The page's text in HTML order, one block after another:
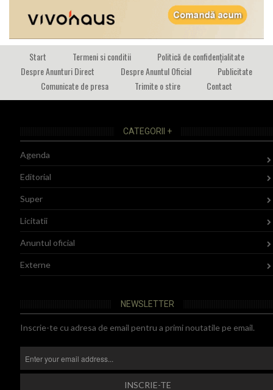
Start Termeni si conditii
Politică de confidențialitate
Despre Anunturi Direct
Despre Anuntul Oficial
Publicitate
Comunicate de presa
Trimite o stire Contact
CATEGORII +
Agenda
Editorial
Super
Licitatii
Anuntul oficial
Externe
NEWSLETTER
Inscrie-te cu adresa de email pentru a primi noutatile pe email.